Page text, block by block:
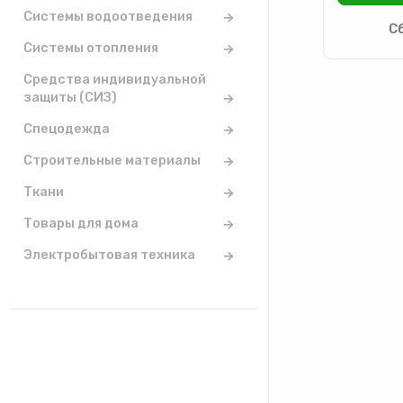
Системы водоотведения
Системы отопления
Средства индивидуальной
защиты (СИЗ)
Спецодежда
Строительные материалы
Ткани
Товары для дома
Электробытовая техника